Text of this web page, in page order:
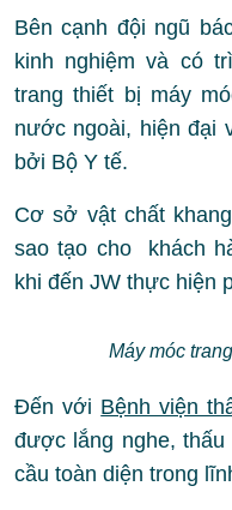
Bên cạnh đội ngũ
kinh nghiệm và có
trang thiết bị máy
nước ngoài, hiện đại
bởi Bộ Y tế.
Cơ sở vật chất
sao tạo cho khách
khi đến JW thực hiện
Máy móc
Đến với Bệnh viện
được lắng nghe,
cầu toàn diện trong